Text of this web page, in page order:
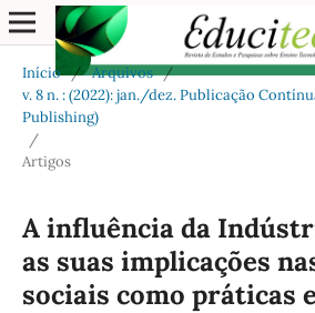
Início / Arquivos /
v. 8 n. : (2022): jan./dez. Publicação
Publishing)
/
Artigos
A influência da
as suas implicações
sociais como práticas